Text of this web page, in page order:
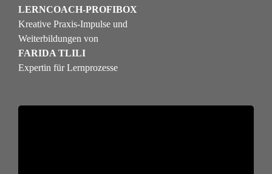
LERNCOACH-PROFIBOX
Kreative Praxis-Impulse und
Weiterbildungen von
FARIDA TLILI
Expertin für Lernprozesse